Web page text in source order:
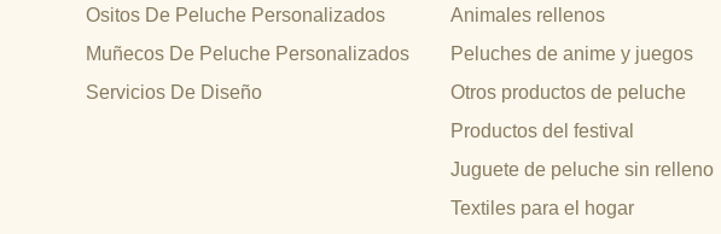
Ositos De Peluche Personalizados
Muñecos De Peluche Personalizados
Servicios De Diseño
Animales rellenos
Peluches de anime y juegos
Otros productos de peluche
Productos del festival
Juguete de peluche sin relleno
Textiles para el hogar